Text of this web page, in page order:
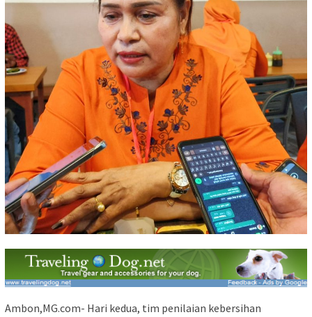
Ambon,MG.com- Hari kedua, tim penilaian kebersihan